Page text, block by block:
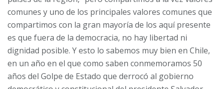
comunes y uno de los principales valores comunes que
compartimos con la gran mayoría de los aquí presente
es que fuera de la democracia, no hay libertad ni
dignidad posible. Y esto lo sabemos muy bien en Chile,
en un año en el que como saben conmemoramos 50
años del Golpe de Estado que derrocó al gobierno